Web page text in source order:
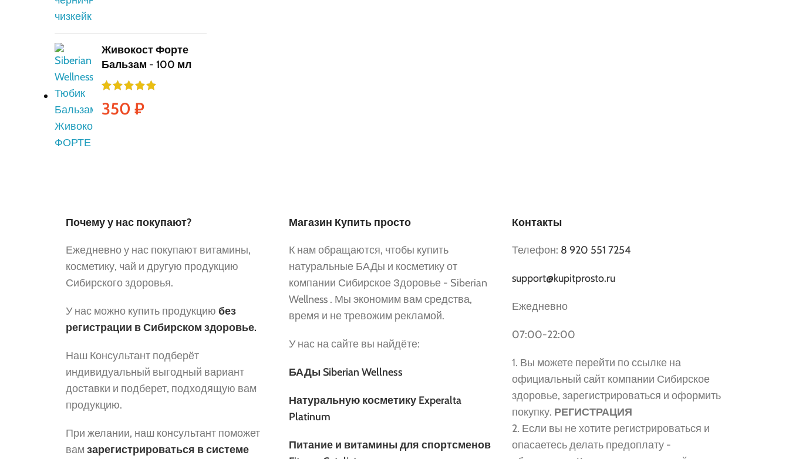
Живокост Форте
Бальзам - 100 мл
350 ₽
Почему у нас покупают?
Ежедневно у нас покупают витамины,
косметику, чай и другую продукцию
Сибирского здоровья.
У нас можно купить продукцию без
регистрации в Сибирском здоровье.
Наш Консультант подберёт
индивидуальный выгодный вариант
доставки и подберет, подходящую вам
продукцию.
При желании, наш консультант поможет
вам зарегистрироваться в системе
Магазин Купить просто
К нам обращаются, чтобы купить
натуральные БАДы и косметику от
компании Сибирское Здоровье - Siberian
Wellness . Мы экономим вам средства,
время и не тревожим рекламой.
У нас на сайте вы найдёте:
БАДы Siberian Wellness
Натуральную косметику Experalta
Platinum
Питание и витамины для спортсменов
Контакты
Телефон: 8 920 551 7254
support@kupitprosto.ru
Ежедневно
07:00-22:00
1. Вы можете перейти по ссылке на
официальный сайт компании Сибирское
здоровье, зарегистрироваться и оформить
покупку. РЕГИСТРАЦИЯ
2. Если вы не хотите регистрироваться и
опасаетесь делать предоплату -